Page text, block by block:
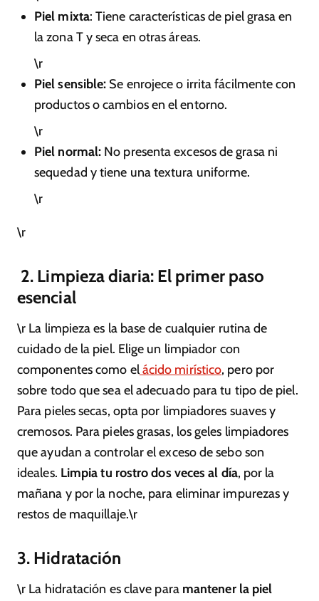
Piel mixta: Tiene características de piel grasa en
la zona T y seca en otras áreas.
\r
Piel sensible: Se enrojece o irrita fácilmente con
productos o cambios en el entorno.
\r
Piel normal: No presenta excesos de grasa ni
sequedad y tiene una textura uniforme.
\r
\r
2. Limpieza diaria: El primer paso
esencial
\r La limpieza es la base de cualquier rutina de
cuidado de la piel. Elige un limpiador con
componentes como elácido mirístico, pero por
sobre todo que sea el adecuado para tu tipo de piel.
Para pieles secas, opta por limpiadores suaves y
cremosos. Para pieles grasas, los geles limpiadores
que ayudan a controlar el exceso de sebo son
ideales. Limpia tu rostro dos veces al día, por la
mañana y por la noche, para eliminar impurezas y
restos de maquillaje.\r
3. Hidratación
\r La hidratación es clave para mantener la piel